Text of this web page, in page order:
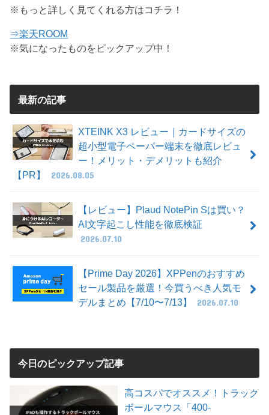
※もっと詳しく見てくれる方はコチラ！
⇒楽天ROOM
※気になったものをピックアップ中！
最新の記事
XTEINK X3 レビュー｜カードサイズの
超小型電子ペーパー端末を徹底レビュ
ー！メリット・デメリットも紹介
【PR】
2026.08.05
【レビュー】Plaud NotePin Sは買い？
AI文字起こし性能を徹底検証
2026.07.10
【Prime Day 2026】XPPenのおすすめ
セール製品を厳選！今買うべき人気モ
デルまとめ【7/10〜7/13】
2026.07.10
今日のピックアップ記事
高コスパでオススメ！トラック
ボールマウス「400-